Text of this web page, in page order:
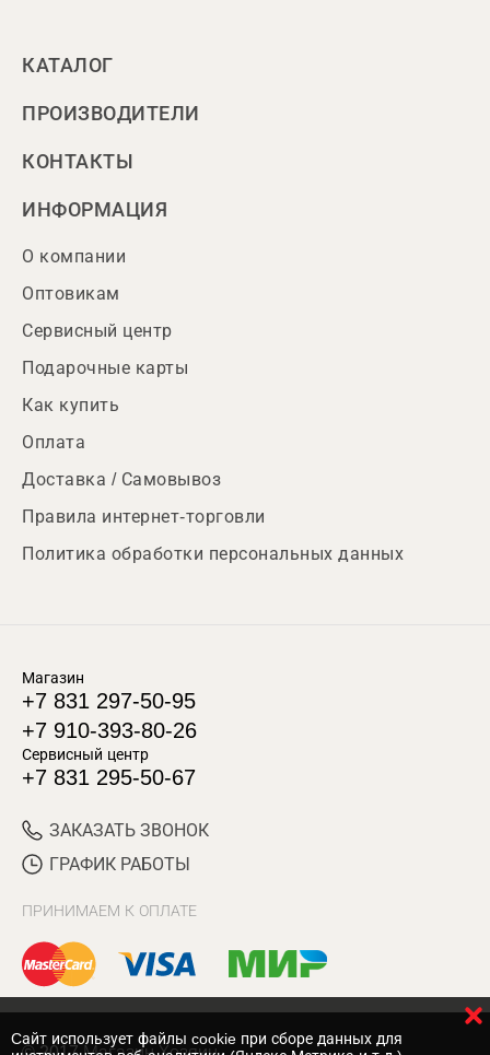
КАТАЛОГ
ПРОИЗВОДИТЕЛИ
КОНТАКТЫ
ИНФОРМАЦИЯ
О компании
Оптовикам
Сервисный центр
Подарочные карты
Как купить
Оплата
Доставка / Самовывоз
Правила интернет-торговли
Политика обработки персональных данных
Магазин
+7 831 297-50-95
+7 910-393-80-26
Сервисный центр
+7 831 295-50-67
ЗАКАЗАТЬ ЗВОНОК
ГРАФИК РАБОТЫ
ПРИНИМАЕМ К ОПЛАТЕ
Cайт использует файлы cookie при сборе данных для